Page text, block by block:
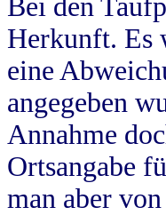
Bei den
Herkunft. Es
eine
angegeben
Annahme
Ortsangabe
man aber